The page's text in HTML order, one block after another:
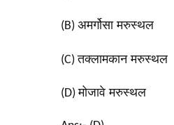
(B) अमर्गोसा मरुस्थल
(C)तक्लामकान मरुस्थल
(D)मोजावे मरुस्थल